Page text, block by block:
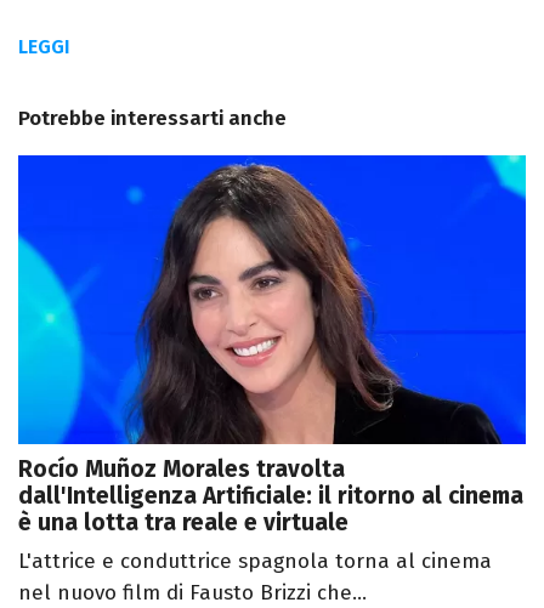
LEGGI
Potrebbe interessarti anche
Rocío Muñoz Morales travolta
dall'Intelligenza Artificiale: il ritorno al cinema
è una lotta tra reale e virtuale
L'attrice e conduttrice spagnola torna al cinema
nel nuovo film di Fausto Brizzi che...